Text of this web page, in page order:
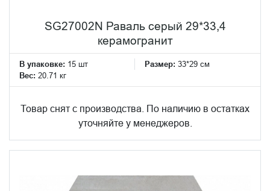
SG27002N Раваль серый 29*33,4
керамогранит
В упаковке: 15 шт Размер: 33*29 см
Вес: 20.71 кг
Товар снят с производства. По наличию в остатках
уточняйте у менеджеров.